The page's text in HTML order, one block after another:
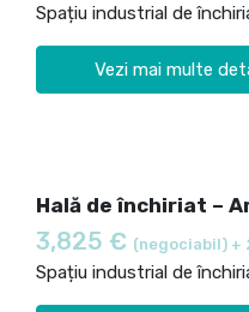
Spațiu industrial de
Vezi mai multe
Hală de închiriat –
3,825 € (negociabil) +
Spațiu industrial de